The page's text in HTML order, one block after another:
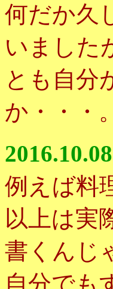
何だか久
いました
とも自分
か・・・。
2016.10.08
例えば料
以上は実
書くんじ
自分でも